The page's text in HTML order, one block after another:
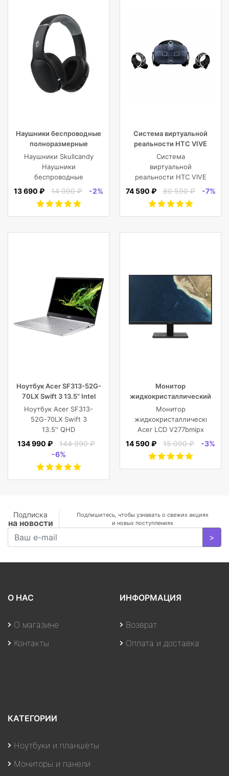
Наушники беспроводные
полноразмерные
Skullcandy CRUSHER EVO
WIRELESS OVER-EAR,
черные
Наушники Skullcandy
Наушники
беспроводные
полноразмерные
WIRELESS OVER-EAR,
черные
13 690 ₽ 14 090 ₽ -2%
Система виртуальной
реальности HTC VIVE
Cosmos
Система
виртуальной
реальности HTC VIVE
Cosmos
74 590 ₽ 80 590 ₽ -7%
Ноутбук Acer SF313-52G-
70LX Swift 3 13.5” Intel
Core i7 16 GB 1TB SSD,
Silver
Ноутбук Acer SF313-
52G-70LX Swift 3
13.5'' QHD
(2256x1504) IPS/Intel
Core i7-1065G7
1.30GHz Quad/16
GB+1TB SSD/GF
MX350 2
кг/W10Pro/3Y/SILVER
134 990 ₽
144 990 ₽
-6%
Монитор
жидкокристаллический
Acer LCD V277bmipx 27”
[16:9] 1920х1080(FHD) IPS
Монитор
жидкокристаллический
Acer LCD V277bmipx
27'' [16:9]
nonGLARE,
250cd/m2,
14 590 ₽ 15 090 ₽ -3%
Подписка
на новости
Подпишитесь, чтобы узнавать о свежих акциях
и новых поступлениях
>
О НАС
О магазине
Контакты
ИНФОРМАЦИЯ
Возврат
Оплата и доставка
КАТЕГОРИИ
Ноутбуки и планшеты
Мониторы и панели